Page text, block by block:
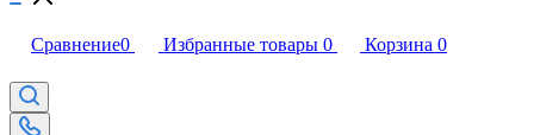
Сравнение0 Избранные товары 0 Корзина 0